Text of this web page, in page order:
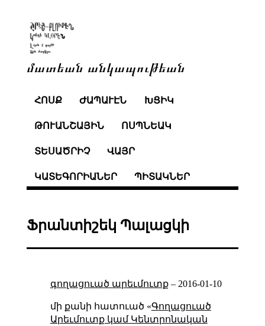
մատեան անկապութեան
ՀՈՍՔ ԺԱՊԱՒԷՆ ԽՑԻԿ
ԹՈՒԱՆՇԱՅԻՆ ՈՍՊՆԵԱԿ
ՏԵՍԱԾՐԻՉ ՎԱՅՐ
ԿԱՏԵԳՈՐԻԱՆԵՐ ՊԻՏԱԿՆԵՐ
Ֆրանտիշեկ Պալացկի
գողացուած արեւմուտք– 2016-01-10
մի քանի հատուած «Գողացուած
Արեւմուտք կամ Կենտրոնական